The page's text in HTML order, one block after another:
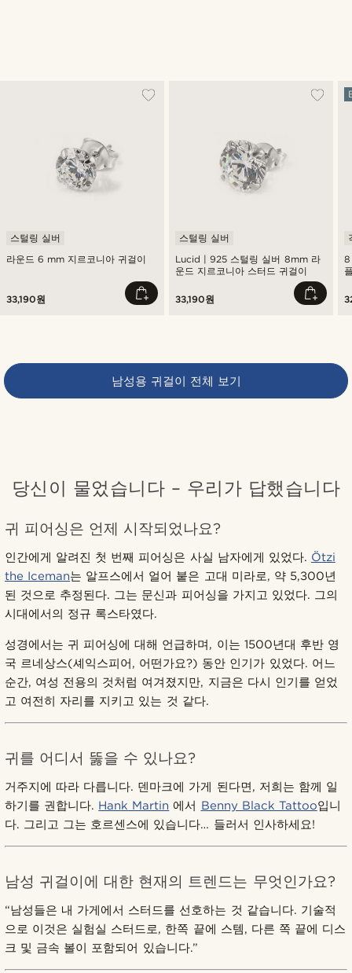
라운드 6 mm 지르코니아 귀걸이
스털링 실버
33,190원
Lucid | 925 스털링 실버 8mm 라
운드 지르코니아 스터드 귀걸이
스털링 실버
33,190원
8
남성용 귀걸이 전체 보기
당신이 물었습니다 – 우리가 답했습니다
귀 피어싱은 언제 시작되었나요?
인간에게 알려진 첫 번째 피어싱은 사실 남자에게 있었다. Ötzi
the Iceman는 알프스에서 얼어 붙은 고대 미라로, 약 5,300년
된 것으로 추정된다. 그는 문신과 피어싱을 가지고 있었다. 그의
시대에서의 정규 록스타였다.
성경에서는 귀 피어싱에 대해 언급하며, 이는 1500년대 후반 영
국 르네상스(셰익스피어, 어떤가요?) 동안 인기가 있었다. 어느
순간, 여성 전용의 것처럼 여겨졌지만, 지금은 다시 인기를 얻었
고 여전히 자리를 지키고 있는 것 같다.
귀를 어디서 뚫을 수 있나요?
거주지에 따라 다릅니다. 덴마크에 가게 된다면, 저희는 함께 일
하기를 권합니다. Hank Martin 에서 Benny Black Tattoo입니
다. 그리고 그는 호르센스에 있습니다… 들러서 인사하세요!
남성 귀걸이에 대한 현재의 트렌드는 무엇인가요?
“남성들은 내 가게에서 스터드를 선호하는 것 같습니다. 기술적
으로 이것은 실험실 스터드로, 한쪽 끝에 스템, 다른 쪽 끝에 디스
크 및 금속 볼이 포함되어 있습니다.”